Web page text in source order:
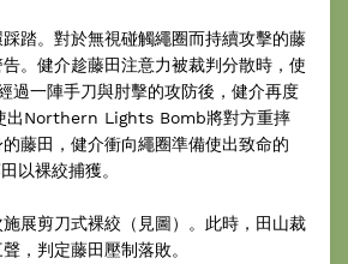
踏。對於無視碰觸繩圈而持續攻擊的藤
。健介趁藤田注意力被裁判分散時，使
過一陣手刀與肘擊的攻防後，健介再度
出Northern Lights Bomb將對方重摔
藤田，健介衝向繩圈準備使出致命的
以裸絞捕獲。
展剪刀式裸絞（見圖）。此時，田山裁
，判定藤田壓制落敗。